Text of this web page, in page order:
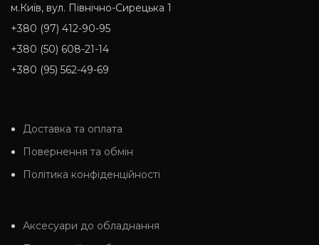
м.Київ, вул. Північно-Сирецька 1
+380 (97) 412-90-95
+380 (50) 608-21-14
+380 (95) 562-49-69
Доставка та оплата
Повернення та обмін
Політика конфіденційності
Аксесуари до обладнання